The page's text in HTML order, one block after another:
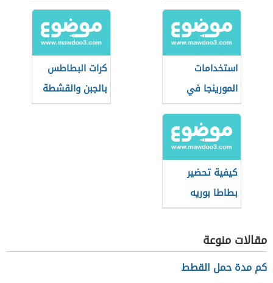
استخدامات
المورينجا في
وصفات الطعام
كرات البطاطس
بالجبن والقشطة
كيفية تحضير
بطاطا بوريه
مقالات منوعة
كم مدة حمل القطط